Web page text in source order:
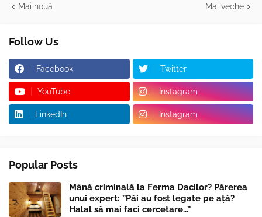
Mai nouă Mai veche
Follow Us
Facebook Twitter
YouTube Instagram
LinkedIn Instagram
Popular Posts
Mână criminală la Ferma Dacilor? Părerea
unui expert: ”Păi au fost legate pe ață?
Halal să mai faci cercetare...”